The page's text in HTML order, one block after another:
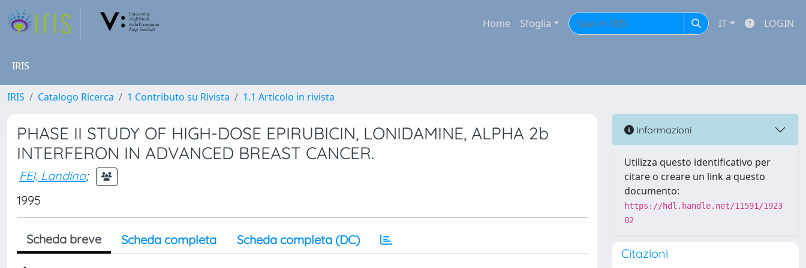
Home Sfoglia IT LOGIN
IRIS
IRIS Catalogo Ricerca 1 Contributo su Rivista 1.1 Articolo in rivista
PHASE II STUDY OF HIGH-DOSE EPIRUBICIN, LONIDAMINE, ALPHA 2b
INTERFERON IN ADVANCED BREAST CANCER.
FEI, Landino;
1995
Scheda breve Scheda completa Scheda completa (DC)
Informazioni
Utilizza questo identificativo per
citare o creare un link a questo
documento:
https://hdl.handle.net/11591/1923
02
Citazioni